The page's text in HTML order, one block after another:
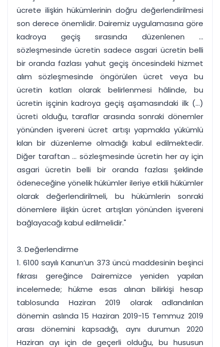
ücrete ilişkin hükümlerinin doğru değerlendirilmesi
son derece önemlidir. Dairemiz uygulamasına göre
kadroya geçiş sırasında düzenlenen ...
sözleşmesinde ücretin sadece asgari ücretin belli
bir oranda fazlası yahut geçiş öncesindeki hizmet
alım sözleşmesinde öngörülen ücret veya bu
ücretin katları olarak belirlenmesi hâlinde, bu
ücretin işçinin kadroya geçiş aşamasındaki ilk (...)
ücreti olduğu, taraflar arasında sonraki dönemler
yönünden işvereni ücret artışı yapmakla yükümlü
kılan bir düzenleme olmadığı kabul edilmektedir.
Diğer taraftan ... sözleşmesinde ücretin her ay için
asgari ücretin belli bir oranda fazlası şeklinde
ödeneceğine yönelik hükümler ileriye etkili hükümler
olarak değerlendirilmeli, bu hükümlerin sonraki
dönemlere ilişkin ücret artışları yönünden işvereni
bağlayacağı kabul edilmelidir."
3. Değerlendirme
1. 6100 sayılı Kanun’un 373 üncü maddesinin beşinci
fıkrası gereğince Dairemizce yeniden yapılan
incelemede; hükme esas alınan bilirkişi hesap
tablosunda Haziran 2019 olarak adlandırılan
dönemin aslında 15 Haziran 2019-15 Temmuz 2019
arası dönemini kapsadığı, aynı durumun 2020
Haziran ayı için de geçerli olduğu, bu hususun